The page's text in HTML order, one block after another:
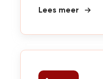
Lees meer